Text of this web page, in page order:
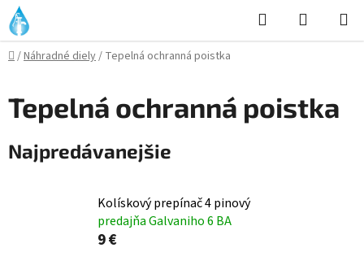
Prejsť
na
obsah
Hľadať
KOŠÍK
Domov
/Náhradné diely/ Tepelná ochranná poistka
Tepelná ochranná poistka
Najpredávanejšie
Kolískový prepínač 4 pinový
predajňa Galvaniho 6 BA
9 €